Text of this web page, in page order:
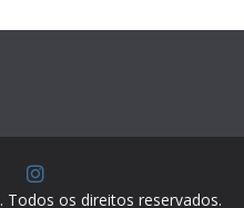
. Todos os direitos reservados.